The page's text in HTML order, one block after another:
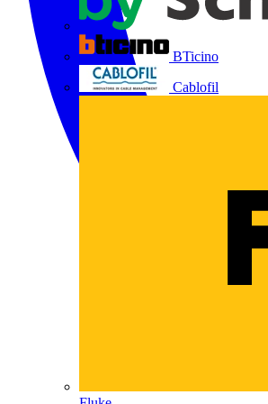
BTicino
Cablofil